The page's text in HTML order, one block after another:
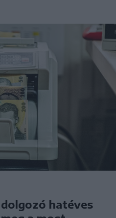
hatéves